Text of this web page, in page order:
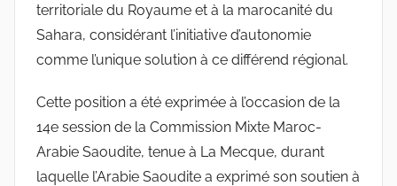
territoriale du Royaume et à la marocanité du
Sahara, considérant l’initiative d’autonomie
comme l’unique solution à ce différend régional.
Cette position a été exprimée à l’occasion de la
14e session de la Commission Mixte Maroc-
Arabie Saoudite, tenue à La Mecque, durant
laquelle l’Arabie Saoudite a exprimé son soutien à